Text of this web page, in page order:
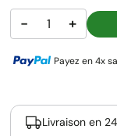
− +
Payez en 4x
Livraison en